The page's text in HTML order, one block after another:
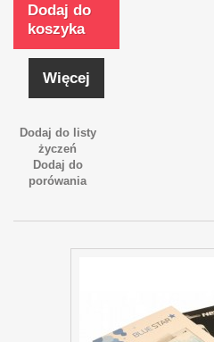
Dodaj do
koszyka
Więcej
Dodaj do listy
życzeń
Dodaj do
porówania